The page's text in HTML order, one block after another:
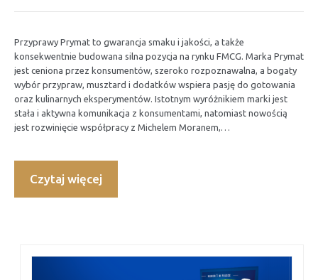
Przyprawy Prymat to gwarancja smaku i jakości, a także
konsekwentnie budowana silna pozycja na rynku FMCG. Marka Prymat
jest ceniona przez konsumentów, szeroko rozpoznawalna, a bogaty
wybór przypraw, musztard i dodatków wspiera pasję do gotowania
oraz kulinarnych eksperymentów. Istotnym wyróżnikiem marki jest
stała i aktywna komunikacja z konsumentami, natomiast nowością
jest rozwinięcie współpracy z Michelem Moranem,…
Czytaj więcej